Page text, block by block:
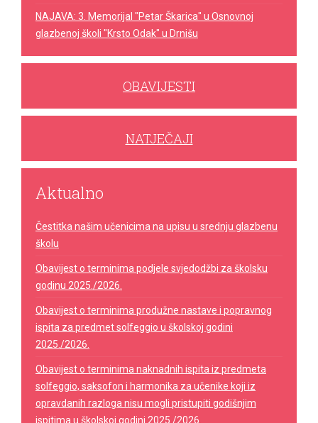
NAJAVA: 3. Memorijal "Petar Škarica" u Osnovnoj
glazbenoj školi "Krsto Odak" u Drnišu
OBAVIJESTI
NATJEČAJI
Aktualno
Čestitka našim učenicima na upisu u srednju glazbenu
školu
Obavijest o terminima podjele svjedodžbi za školsku
godinu 2025./2026.
Obavijest o terminima produžne nastave i popravnog
ispita za predmet solfeggio u školskoj godini
2025./2026.
Obavijest o terminima naknadnih ispita iz predmeta
solfeggio, saksofon i harmonika za učenike koji iz
opravdanih razloga nisu mogli pristupiti godišnjim
ispitima u školskoj godini 2025./2026.